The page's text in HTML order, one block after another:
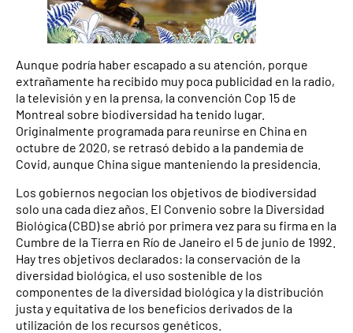
Aunque podría haber escapado a su atención, porque
extrañamente ha recibido muy poca publicidad en la radio,
la televisión y en la prensa, la convención Cop 15 de
Montreal sobre biodiversidad ha tenido lugar.
Originalmente programada para reunirse en China en
octubre de 2020, se retrasó debido a la pandemia de
Covid, aunque China sigue manteniendo la presidencia.
Los gobiernos negocian los objetivos de biodiversidad
solo una cada diez años. El Convenio sobre la Diversidad
Biológica (CBD) se abrió por primera vez para su firma en la
Cumbre de la Tierra en Río de Janeiro el 5 de junio de 1992.
Hay tres objetivos declarados: la conservación de la
diversidad biológica, el uso sostenible de los
componentes de la diversidad biológica y la distribución
justa y equitativa de los beneficios derivados de la
utilización de los recursos genéticos.